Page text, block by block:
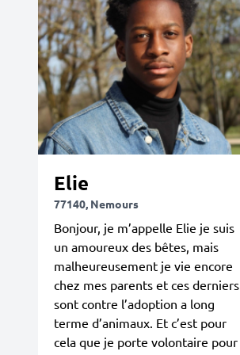
Elie
77140, Nemours
Bonjour, je m’appelle Elie je suis
un amoureux des bêtes, mais
malheureusement je vie encore
chez mes parents et ces derniers
sont contre l’adoption a long
terme d’animaux. Et c’est pour
cela que je porte volontaire pour